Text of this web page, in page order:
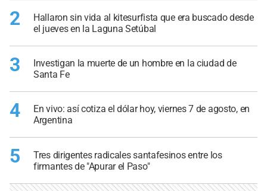
2
Hallaron sin vida al kitesurfista que era buscado desde
el jueves en la Laguna Setúbal
3
Investigan la muerte de un hombre en la ciudad de
Santa Fe
4
En vivo: así cotiza el dólar hoy, viernes 7 de agosto, en
Argentina
5
Tres dirigentes radicales santafesinos entre los
firmantes de "Apurar el Paso"